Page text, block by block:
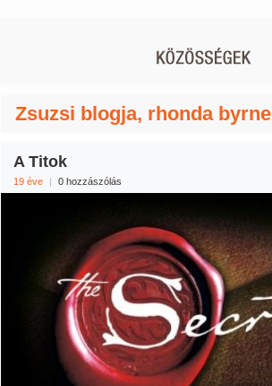
Zsuzsi blogja, rhonda byrne
A Titok
19 éve | 0 hozzászólás